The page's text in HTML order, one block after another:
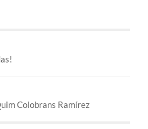
Colobrans Ramírez